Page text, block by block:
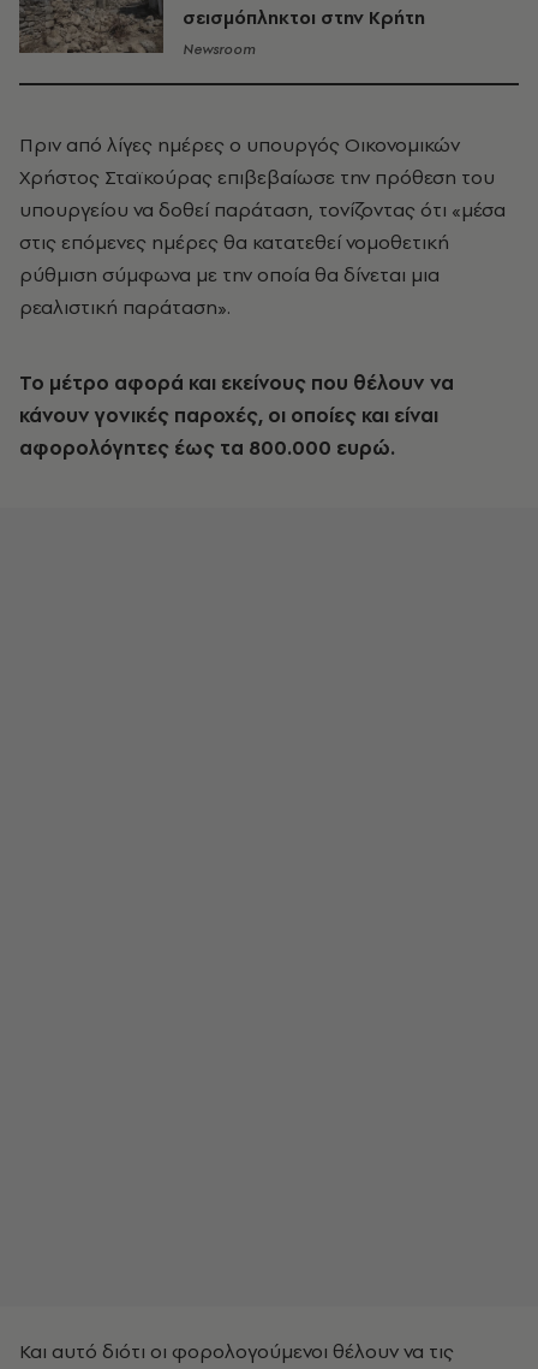
σεισμόπληκτοι στην Κρήτη
Newsroom
Πριν από λίγες ημέρες ο υπουργός Οικονομικών
Χρήστος Σταϊκούρας επιβεβαίωσε την πρόθεση του
υπουργείου να δοθεί παράταση, τονίζοντας ότι «μέσα
στις επόμενες ημέρες θα κατατεθεί νομοθετική
ρύθμιση σύμφωνα με την οποία θα δίνεται μια
ρεαλιστική παράταση».
Το μέτρο αφορά και εκείνους που θέλουν να
κάνουν γονικές παροχές, οι οποίες και είναι
αφορολόγητες έως τα 800.000 ευρώ.
Και αυτό διότι οι φορολογούμενοι θέλουν να τις